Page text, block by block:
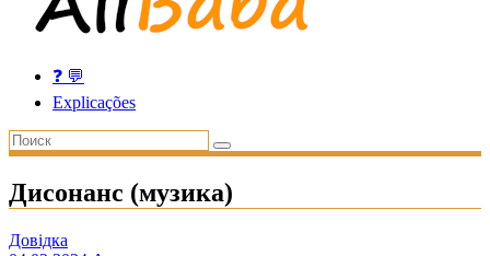
❓ 💬
Explicações
Дисонанс (музика)
Довідка